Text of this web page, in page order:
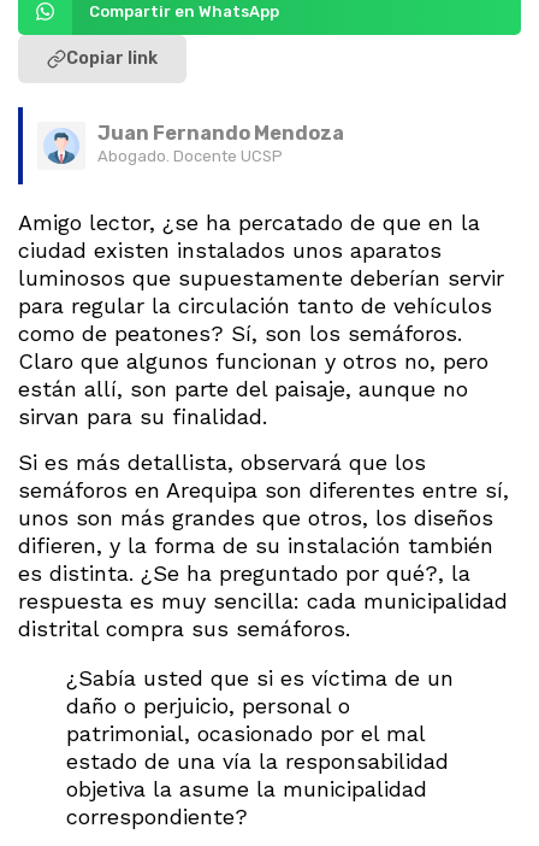
Compartir en WhatsApp
Copiar link
Juan Fernando Mendoza
Abogado. Docente UCSP
Amigo lector, ¿se ha percatado de que en la
ciudad existen instalados unos aparatos
luminosos que supuestamente deberían servir
para regular la circulación tanto de vehículos
como de peatones? Sí, son los semáforos.
Claro que algunos funcionan y otros no, pero
están allí, son parte del paisaje, aunque no
sirvan para su finalidad.
Si es más detallista, observará que los
semáforos en Arequipa son diferentes entre sí,
unos son más grandes que otros, los diseños
difieren, y la forma de su instalación también
es distinta. ¿Se ha preguntado por qué?, la
respuesta es muy sencilla: cada municipalidad
distrital compra sus semáforos.
¿Sabía usted que si es víctima de un
daño o perjuicio, personal o
patrimonial, ocasionado por el mal
estado de una vía la responsabilidad
objetiva la asume la municipalidad
correspondiente?